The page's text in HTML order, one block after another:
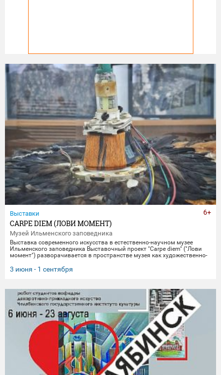
Выставки
CARPE DIEM (ЛОВИ МОМЕНТ)
Музей Ильменского заповедника
Выставка современного искусства в естественно-научном музее
Ильменского заповедника Выставочный проект "Carpe diem" ("Лови
момент") разворачивается в пространстве музея как художественно-
Включая в себя элементы био-арта, академической точности и
концептуального искусства, экспозиция предлагает зрителю
одновременно в далекое прошлое Земли и в её цифровое будущее.
Белое, изо
3 июня - 1 сентября
6+